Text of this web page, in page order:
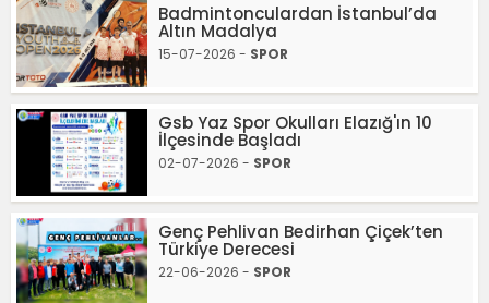
Badmintonculardan İstanbul’da
Altın Madalya
15-07-2026 - SPOR
Gsb Yaz Spor Okulları Elazığ'ın 10
İlçesinde Başladı
02-07-2026 - SPOR
Genç Pehlivan Bedirhan Çiçek’ten
Türkiye Derecesi
22-06-2026 - SPOR